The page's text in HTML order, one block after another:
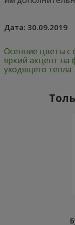
Дата: 30.09.2019
Осенние цветы с
яркий акцент на
уходящего тепла